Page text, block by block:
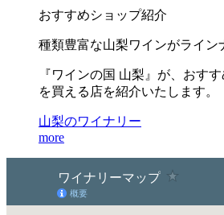
おすすめショップ紹介
種類豊富な山梨ワインがライン
『ワインの国 山梨』が、おす
を買える店を紹介いたします。
山梨のワイナリー
more